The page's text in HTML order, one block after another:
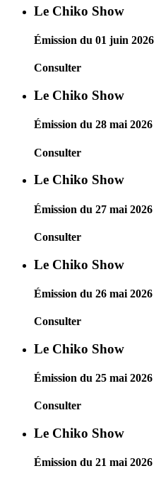
Le Chiko Show
Émission du 01 juin 2026
Consulter
Le Chiko Show
Émission du 28 mai 2026
Consulter
Le Chiko Show
Émission du 27 mai 2026
Consulter
Le Chiko Show
Émission du 26 mai 2026
Consulter
Le Chiko Show
Émission du 25 mai 2026
Consulter
Le Chiko Show
Émission du 21 mai 2026